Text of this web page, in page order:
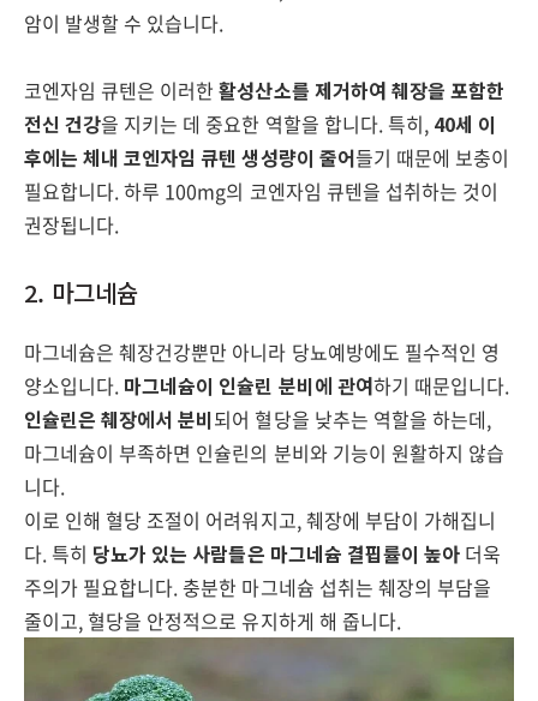
암이 발생할 수 있습니다.
코엔자임 큐텐은 이러한활성산소를 제거하여 췌장을 포함한
전신 건강을 지키는 데 중요한 역할을 합니다. 특히,40세 이
후에는 체내 코엔자임 큐텐 생성량이 줄어들기 때문에 보충이
필요합니다. 하루 100mg의 코엔자임 큐텐을 섭취하는 것이
권장됩니다.
2. 마그네슘
마그네슘은 췌장건강뿐만 아니라 당뇨예방에도 필수적인 영
양소입니다. 마그네슘이 인슐린 분비에 관여하기 때문입니다.
인슐린은 췌장에서 분비되어 혈당을 낮추는 역할을 하는데,
마그네슘이 부족하면 인슐린의 분비와 기능이 원활하지 않습
니다.
이로 인해 혈당 조절이 어려워지고, 췌장에 부담이 가해집니
다. 특히 당뇨가 있는 사람들은 마그네슘 결핍률이 높아더욱
주의가 필요합니다. 충분한 마그네슘 섭취는 췌장의 부담을
줄이고, 혈당을 안정적으로 유지하게 해 줍니다.